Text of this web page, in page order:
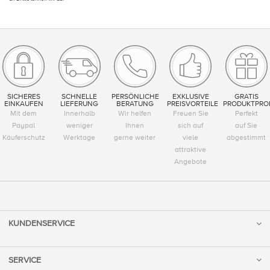
SICHERES
EINKAUFEN
Mit dem
Paypal
Käuferschutz
SCHNELLE
LIEFERUNG
Innerhalb
weniger
Werktage
PERSÖNLICHE
BERATUNG
Wir helfen
Ihnen
gerne weiter
EXKLUSIVE
PREISVORTEILE
Freuen Sie
sich auf
viele
attraktive
Angebote
GRATIS
Perfekt
auf Sie
abgestimmt
KUNDENSERVICE
SERVICE